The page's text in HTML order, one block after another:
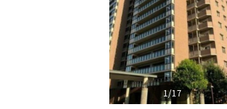
1/17